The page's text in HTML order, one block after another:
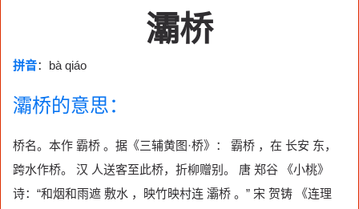
灞桥
拼音：bà qiáo
灞桥的意思：
桥名。本作 霸桥 。据《三辅黄图·桥》： 霸桥 ，在 长安 东，
跨水作桥。 汉 人送客至此桥，折柳赠别。 唐 郑谷 《小桃》
诗：“和烟和雨遮 敷水 ，映竹映村连 灞桥 。” 宋 贺铸 《连理